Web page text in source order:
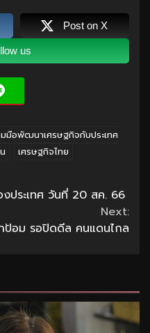
Post on X
us
มือพัฒนาเศรษฐกิจกับประเทศ
เศรษฐกิจไทย
ประเทศ วันที่ 20 สค. 66
Next:
ป้อม รอปิดดีล คนแดนไกล